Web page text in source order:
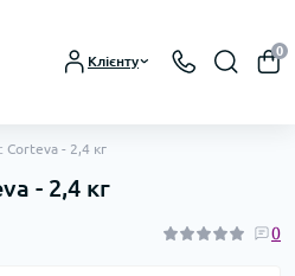
Клієнту
0
Corteva - 2,4 кг
- 2,4 кг
0